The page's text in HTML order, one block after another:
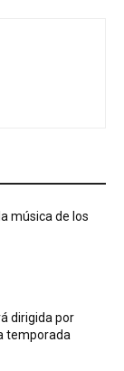
música de los
dirigida por
temporada